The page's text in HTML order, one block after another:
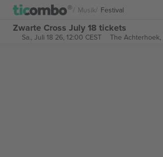
Musik Festival
Zwarte Cross July 18 tickets
Sa., Juli 18 26, 12:00 CEST The Achterhoek,